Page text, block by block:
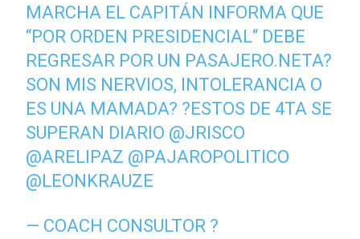
MARCHA EL CAPITÁN INFORMA QUE
“POR ORDEN PRESIDENCIAL“ DEBE
REGRESAR POR UN PASAJERO.NETA?
SON MIS NERVIOS, INTOLERANCIA O
ES UNA MAMADA? ?ESTOS DE 4TA SE
SUPERAN DIARIO @JRISCO
@ARELIPAZ @PAJAROPOLITICO
@LEONKRAUZE
— COACH CONSULTOR ?